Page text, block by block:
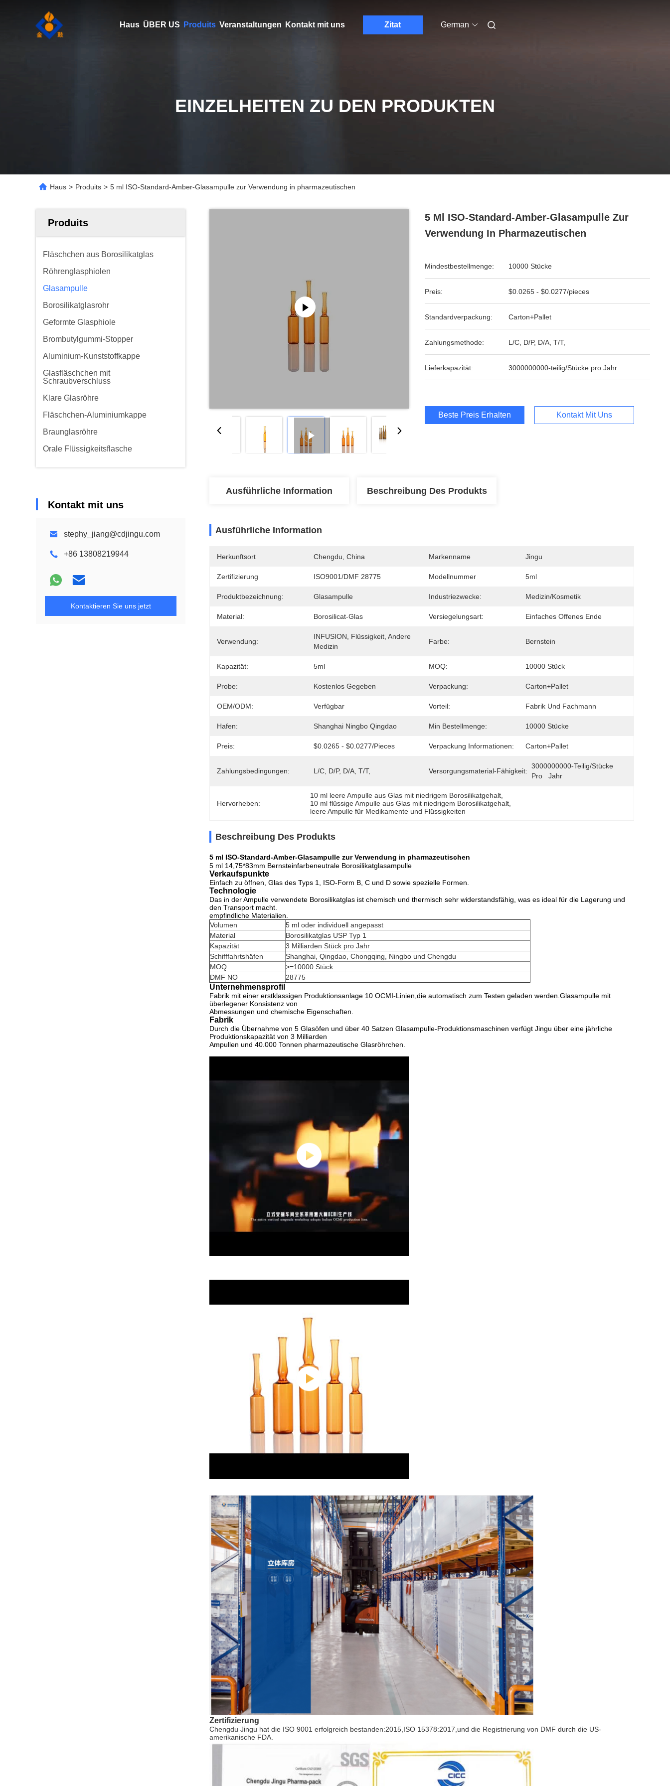
Haus ÜBER US Produits Veranstaltungen Kontakt mit uns Zitat German
EINZELHEITEN ZU DEN PRODUKTEN
Haus > Produits > 5 ml ISO-Standard-Amber-Glasampulle zur Verwendung in pharmazeutischen
Produits
Fläschchen aus Borosilikatglas
Röhrenglasphiolen
Glasampulle
Borosilikatglasrohr
Geformte Glasphiole
Brombutylgummi-Stopper
Aluminium-Kunststoffkappe
Glasfläschchen mit
Schraubverschluss
Klare Glasröhre
Fläschchen-Aluminiumkappe
Braunglasröhre
Orale Flüssigkeitsflasche
Kontakt mit uns
stephy_jiang@cdjingu.com
+86 13808219944
Kontaktieren Sie uns jetzt
5 Ml ISO-Standard-Amber-Glasampulle Zur
Verwendung In Pharmazeutischen
Mindestbestellmenge: 10000 Stücke
Preis: $0.0265 - $0.0277/pieces
Standardverpackung: Carton+Pallet
Zahlungsmethode: L/C, D/P, D/A, T/T,
Lieferkapazität: 3000000000-teilig/Stücke pro Jahr
Beste Preis Erhalten Kontakt Mit Uns
Ausführliche Information Beschreibung Des Produkts
Ausführliche Information
Herkunftsort Chengdu, China Markenname Jingu
Zertifizierung ISO9001/DMF 28775 Modellnummer 5ml
Produktbezeichnung: Glasampulle Industriezwecke: Medizin/Kosmetik
Material: Borosilicat-Glas Versiegelungsart: Einfaches Offenes Ende
Verwendung:
INFUSION, Flüssigkeit, Andere
Medizin
Farbe: Bernstein
Kapazität: 5ml MOQ: 10000 Stück
Probe: Kostenlos Gegeben Verpackung: Carton+Pallet
OEM/ODM: Verfügbar Vorteil: Fabrik Und Fachmann
Hafen: Shanghai Ningbo Qingdao Min Bestellmenge: 10000 Stücke
Preis: $0.0265 - $0.0277/pieces Verpackung Informationen: Carton+Pallet
Zahlungsbedingungen: L/C, D/P, D/A, T/T, Versorgungsmaterial-Fähigkeit:
3000000000-Teilig/Stücke
Pro   Jahr
Hervorheben:
10 ml leere Ampulle aus Glas mit niedrigem Borosilikatgehalt
10 ml flüssige Ampulle aus Glas mit niedrigem Borosilikatgehalt
leere Ampulle für Medikamente und Flüssigkeiten
Beschreibung Des Produkts
5 ml ISO-Standard-Amber-Glasampulle zur Verwendung in pharmazeutischen
5 ml 14,75*83mm Bernsteinfarbeneutrale Borosilikatglasampulle
Verkaufspunkte
Einfach zu öffnen, Glas des Typs 1, ISO-Form B, C und D sowie spezielle Formen.
Technologie
Das in der Ampulle verwendete Borosilikatglas ist chemisch und thermisch sehr widerstandsfähig, was es ideal für die Lagerung und
den Transport macht.
empfindliche Materialien.
Volumen
5 ml oder individuell angepasst
Material
Borosilikatglas USP Typ 1
Kapazität
3 Milliarden Stück pro Jahr
Schifffahrtshäfen
Shanghai, Qingdao, Chongqing, Ningbo und Chengdu
MOQ
>=10000 Stück
DMF NO
28775
Unternehmensprofil
Fabrik mit einer erstklassigen Produktionsanlage 10 OCMI-Linien,die automatisch zum Testen geladen werden.Glasampulle mit
überlegener Konsistenz von
Abmessungen und chemische Eigenschaften.
Fabrik
Durch die Übernahme von 5 Glasöfen und über 40 Satzen Glasampulle-Produktionsmaschinen verfügt Jingu über eine jährliche
Produktionskapazität von 3 Milliarden
Ampullen und 40.000 Tonnen pharmazeutische Glasröhrchen.
Zertifizierung
Chengdu Jingu hat die ISO 9001 erfolgreich bestanden:2015,ISO 15378:2017,und die Registrierung von DMF durch die US-
amerikanische FDA.